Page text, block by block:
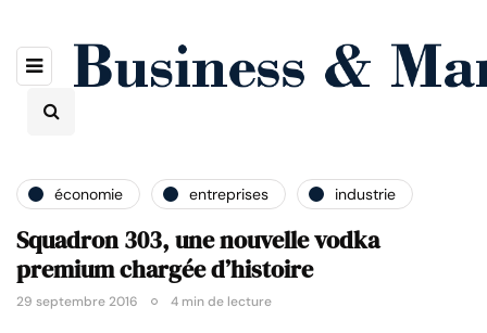
économie entreprises industrie
Squadron 303, une nouvelle vodka
premium chargée d’histoire
29 septembre 2016 4 min de lecture